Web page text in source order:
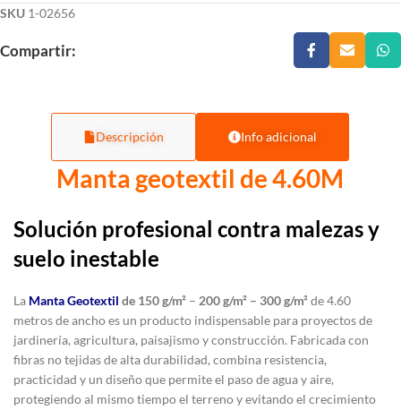
SKU 1-02656
Compartir:
Descripción Info adicional
Manta geotextil de 4.60M
Solución profesional contra malezas y
suelo inestable
La Manta Geotextil de 150 g/m² – 200 g/m² – 300 g/m²de 4.60
metros de ancho es un producto indispensable para proyectos de
jardinería, agricultura, paisajismo y construcción. Fabricada con
fibras no tejidas de alta durabilidad, combina resistencia,
practicidad y un diseño que permite el paso de agua y aire,
protegiendo al mismo tiempo el terreno y evitando el crecimiento